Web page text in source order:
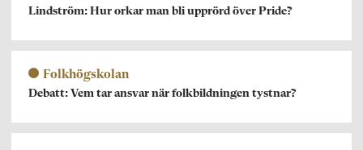
Lindström: Hur orkar man bli upprörd över Pride?
Folkhögskolan
Debatt: Vem tar ansvar när folkbildningen tystnar?